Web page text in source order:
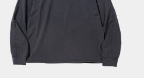
Fade Split Yoke
Sleeve L/S Tee/Navy